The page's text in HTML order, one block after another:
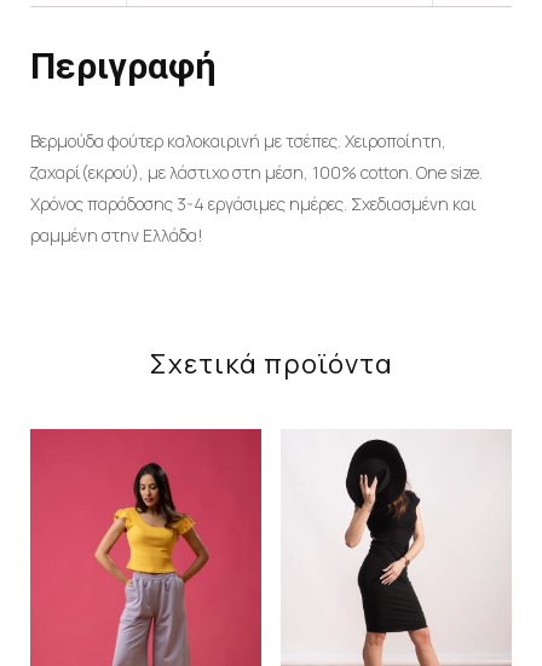
Περιγραφή
Βερμούδα φούτερ καλοκαιρινή με τσέπες. Χειροποίητη,
ζαχαρί(εκρού), με λάστιχο στη μέση, 100% cotton. One size.
Χρόνος παράδοσης 3-4 εργάσιμες ημέρες. Σχεδιασμένη και
ραμμένη στην Ελλάδα!
Σχετικά προϊόντα